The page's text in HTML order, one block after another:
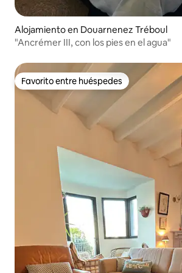
Alojamiento en Douarnenez Tréboul
"Ancrémer III, con los pies en el agua"
Favorito entre huéspedes
Favorito entre huéspedes